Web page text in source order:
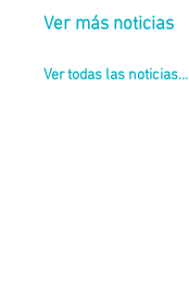
Ver más noticias
Ver todas las noticias...